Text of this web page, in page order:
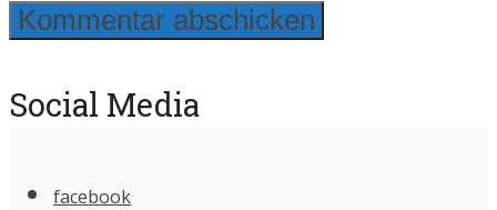
Social Media
facebook